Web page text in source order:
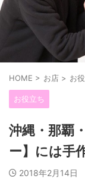
HOME > お店 > お
お役立ち
沖縄・那覇
ー】には手
2018年2月14日